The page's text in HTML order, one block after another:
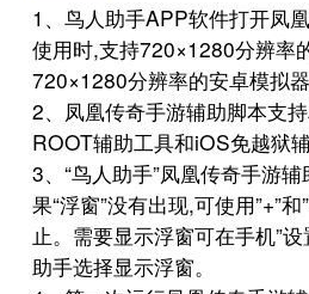
1、鸟人助手APP软件打开凤
使用时,支持720×1280分辨率
720×1280分辨率的安卓模拟器
2、凤凰传奇手游辅助脚本支
ROOT辅助工具和iOS免越狱辅
3、“鸟人助手”凤凰传奇手游
果“浮窗”没有出现,可使用”+”
止。需要显示浮窗可在手机”
助手选择显示浮窗。